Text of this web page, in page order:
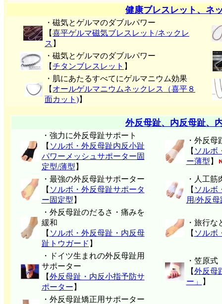
健康ブレスレット、ネ
・磁気とゲルマのダブルパワー
【喜平ゲルマ磁気ブレスレット/ネックレ
ス 】
・磁気とゲルマのダブルパワー
【チタンブレスレット 】
・肌にあたるすべてにゲルマニウム効果
【 オールゲルマニウムネックレス（喜平８
面カット)】
外反母趾、内反母趾、
・強力に外反母趾サポート
【 ソルボ・外反母趾内反小趾
パワーメッシュサポーター固
定型/薄型 】
・外反
【 ソルボ
ー薄型 】
・最強の外反母趾サポーター
【 ソルボ・外反母趾サポータ
ー固定型 】
・人工筋
【 ソルボ
用/外反
・外反母趾のだるさ・痛みを
緩和
【 ソルボ・外反母趾・内反母
趾トウガード 】
・旅行な
【 ソルボ
・ドイツ生まれの外反母趾用
サポーター
【外反母趾・内反小指予防サ
ポーター 】
・笠原式
【外反母
ー」
】
・外反母趾矯正用サポーター